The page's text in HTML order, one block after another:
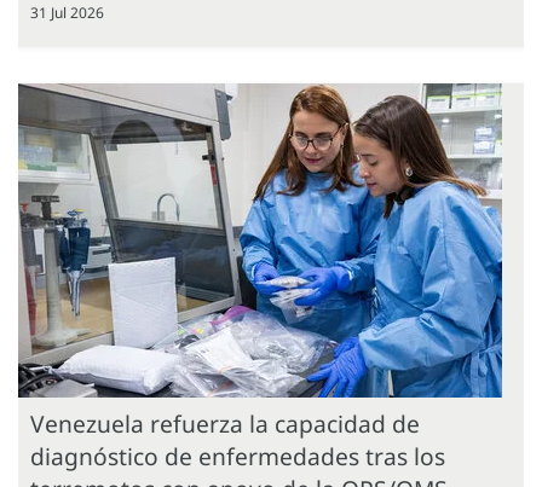
31 Jul 2026
Venezuela refuerza la capacidad de
diagnóstico de enfermedades tras los